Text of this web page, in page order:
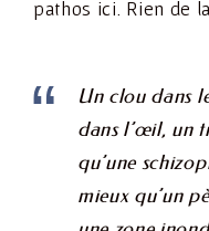
pathos ici. Rien de
Un clou dans
dans l’œil, un
qu’une
mieux qu’un